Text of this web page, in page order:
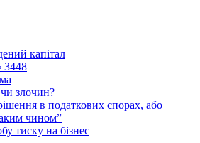
капітал
3448
злочин?
в податкових спорах, або
чином”
тиску на бізнес